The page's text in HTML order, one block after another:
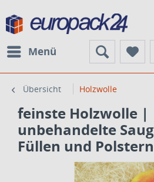
Menü
Übersicht Holzwolle
feinste Holzwolle |
unbehandelte
Füllen und Polstern